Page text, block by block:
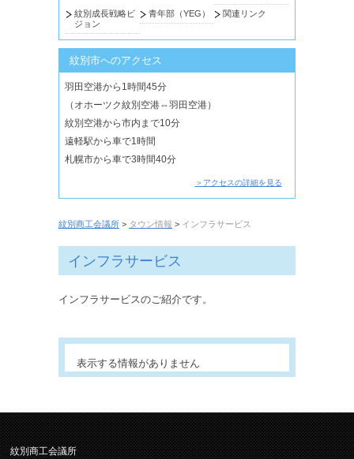
紋別成長戦略ビ
ジョン
青年部（YEG） 関連リンク
紋別市へのアクセス
羽田空港から1時間45分
（オホーツク紋別空港⇔羽田空港）
紋別空港から市内まで10分
遠軽駅から車で1時間
札幌市から車で3時間40分
＞アクセスの詳細を見る
紋別商工会議所 > タウン情報 > インフラサービス
インフラサービス
インフラサービスのご紹介です。
表示する情報がありません
紋別商工会議所